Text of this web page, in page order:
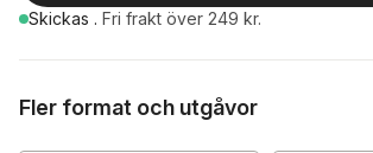
Skickas . Fri frakt över 249 kr.
Fler format och utgåvor